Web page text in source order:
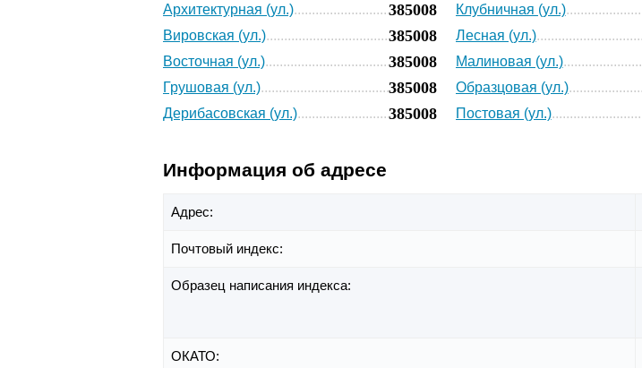
Архитектурная (ул.) 385008
Вировская (ул.) 385008
Восточная (ул.) 385008
Грушовая (ул.) 385008
Дерибасовская (ул.) 385008
Клубничная (ул.)
Лесная (ул.)
Малиновая (ул.)
Образцовая (ул.)
Постовая (ул.)
Информация об адресе
Адрес:
Почтовый индекс:
Образец написания индекса:
ОКАТО: